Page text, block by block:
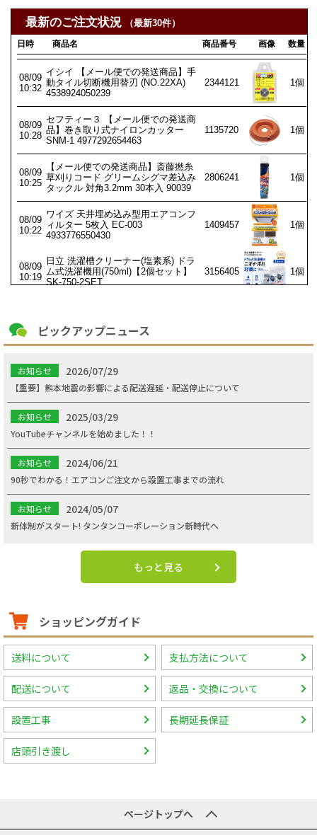
ピックアップニュース
お知らせ 2026/07/29
【重要】熊本地震の影響による配送遅延・配送停止について
お知らせ 2025/03/29
YouTubeチャンネルを始めました！！
お知らせ 2024/06/21
90秒でわかる！エアコンご注文から設置工事までの流れ
お知らせ 2024/05/07
新体制がスタート! タンタンコーポレーション新時代へ
もっと見る
ショッピングガイド
送料について 支払方法について
配送について 返品・交換について
設置工事 長期延長保証
店頭引き渡し
ページトップへ